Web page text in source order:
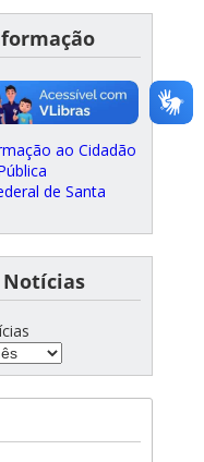
ao Cidadão
ao Cidadão
de Santa